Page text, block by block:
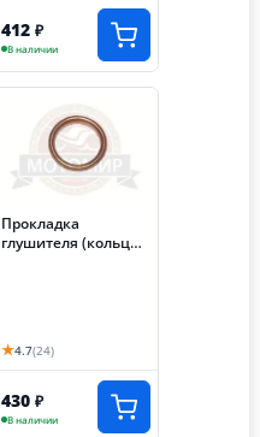
412 ₽
В наличии
Прокладка
глушителя (кольцо)
★4.7(24)
430 ₽
В наличии